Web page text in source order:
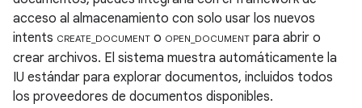
acceso al almacenamiento con solo usar los nuevos
intents CREATE_DOCUMENT o OPEN_DOCUMENT para abrir o
crear archivos. El sistema muestra automáticamente la
IU estándar para explorar documentos, incluidos todos
los proveedores de documentos disponibles.